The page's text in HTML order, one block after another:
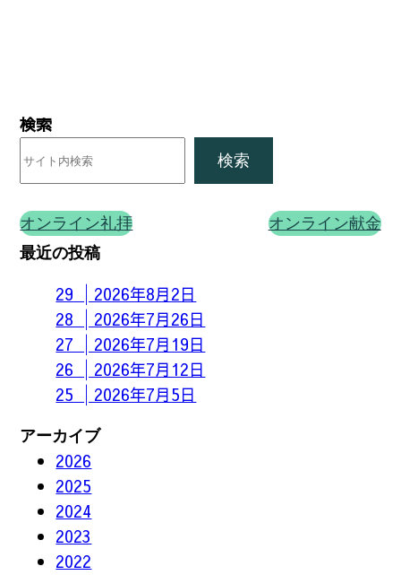
検索
検索
オンライン礼拝 オンライン献金
最近の投稿
29 │2026年8月2日
28 │2026年7月26日
27 │2026年7月19日
26 │2026年7月12日
25 │2026年7月5日
アーカイブ
2026
2025
2024
2023
2022